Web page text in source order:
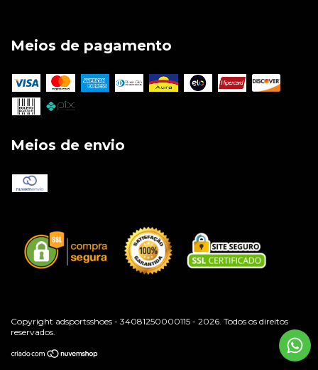
Meios de pagamento
Meios de envio
Copyright adsportsshoes - 34081250000115 - 2026. Todos os direitos
reservados.